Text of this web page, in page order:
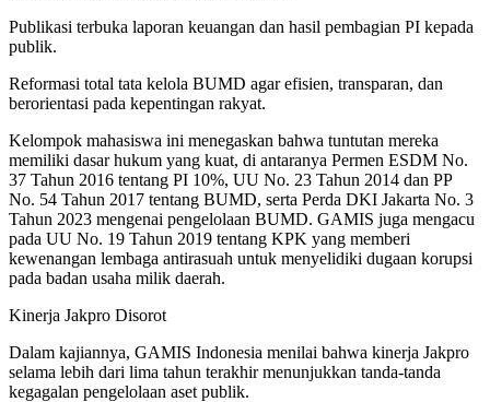
Publikasi terbuka laporan keuangan dan hasil pembagian PI kepada
publik.
Reformasi total tata kelola BUMD agar efisien, transparan, dan
berorientasi pada kepentingan rakyat.
Kelompok mahasiswa ini menegaskan bahwa tuntutan mereka
memiliki dasar hukum yang kuat, di antaranya Permen ESDM No.
37 Tahun 2016 tentang PI 10%, UU No. 23 Tahun 2014 dan PP
No. 54 Tahun 2017 tentang BUMD, serta Perda DKI Jakarta No. 3
Tahun 2023 mengenai pengelolaan BUMD. GAMIS juga mengacu
pada UU No. 19 Tahun 2019 tentang KPK yang memberi
kewenangan lembaga antirasuah untuk menyelidiki dugaan korupsi
pada badan usaha milik daerah.
Kinerja Jakpro Disorot
Dalam kajiannya, GAMIS Indonesia menilai bahwa kinerja Jakpro
selama lebih dari lima tahun terakhir menunjukkan tanda-tanda
kegagalan pengelolaan aset publik.